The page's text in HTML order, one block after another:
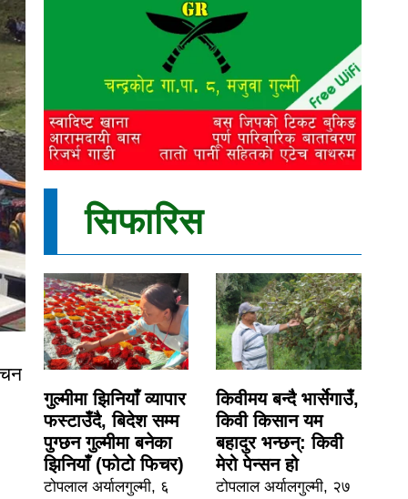
सिफारिस
गुल्मीमा झिनियाँ व्यापार
फस्टाउँदै, बिदेश सम्म
पुग्छन गुल्मीमा बनेका
झिनियाँ (फोटो फिचर)
टोपलाल अर्यालगुल्मी, ६
किवीमय बन्दै भार्सेगाउँ,
किवी किसान यम
बहादुर भन्छन्: किवी
मेरो पेन्सन हो
टोपलाल अर्यालगुल्मी, २७